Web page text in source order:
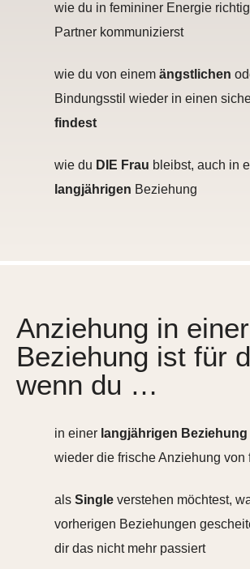
wie du in femininer Energie
Partner kommunizierst
wie du von einem ängstlichen
Bindungsstil wieder in einen
findest
wie du DIE Frau bleibst, auch in
langjährigen Beziehung
Anziehung in einer
Beziehung ist für
wenn du …
in einer langjährigen Beziehung
wieder die frische Anziehung von
als Single verstehen möchtest,
vorherigen Beziehungen
dir das nicht mehr passiert